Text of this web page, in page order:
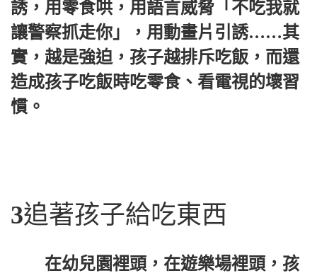
誘，用零食哄，用語言威脅「不吃我就
讓警察抓走你」，用動畫片引誘……其
實，越是強迫，孩子越排斥吃飯，而還
造成孩子吃飯時吃零食、看電視的壞習
慣。
3追著孩子給吃東西
在幼兒園裡頭，在遊樂場裡頭，孩